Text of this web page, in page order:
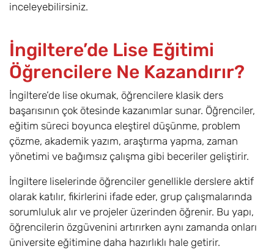
inceleyebilirsiniz.
İngiltere’de Lise Eğitimi
Öğrencilere Ne Kazandırır?
İngiltere’de lise okumak, öğrencilere klasik ders
başarısının çok ötesinde kazanımlar sunar. Öğrenciler,
eğitim süreci boyunca eleştirel düşünme, problem
çözme, akademik yazım, araştırma yapma, zaman
yönetimi ve bağımsız çalışma gibi beceriler geliştirir.
İngiltere liselerinde öğrenciler genellikle derslere aktif
olarak katılır, fikirlerini ifade eder, grup çalışmalarında
sorumluluk alır ve projeler üzerinden öğrenir. Bu yapı,
öğrencilerin özgüvenini artırırken aynı zamanda onları
üniversite eğitimine daha hazırlıklı hale getirir.